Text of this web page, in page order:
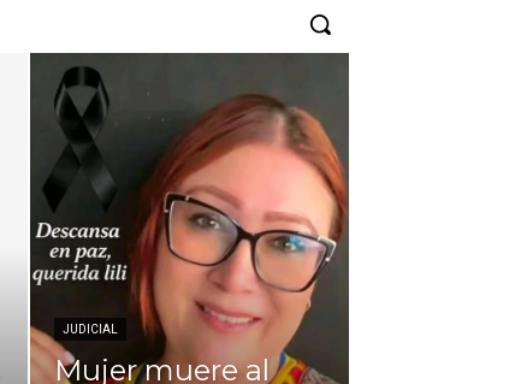
JUDICIAL
Mujer muere al